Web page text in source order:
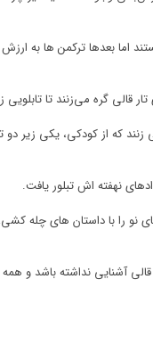
اما بعدها ترکمن ها به
گره می‌زنند تا تابلویی
از کودکی، یکی زیر دو تا
نهفته اش تبلور یافت.
را با داستان های چله
آشنایی نداشته باشد و